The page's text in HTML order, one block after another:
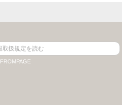
取扱規定を読む